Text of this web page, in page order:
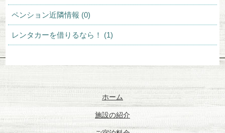
ペンション近隣情報 (0)
レンタカーを借りるなら！ (1)
ホーム
施設の紹介